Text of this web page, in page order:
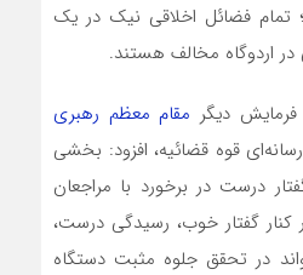
فضائل اخلاقی نیک در یک
اردوگاه مخالف هستند.
دیگر مقام معظم رهبری
قوه قضائیه، افزود: بخشی
درست در برخورد با مراجعان
کنار گفتار خوب، رسیدگی درست،
در تحقق جلوه مثبت دستگاه